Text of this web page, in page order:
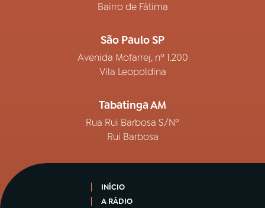
Bairro de Fátima
São Paulo SP
Avenida Mofarrej, nº 1.200
Vila Leopoldina
Tabatinga AM
Rua Rui Barbosa S/Nº
Rui Barbosa
INÍCIO
A RÁDIO